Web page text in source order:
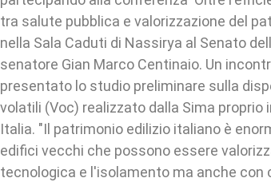
tra salute pubblica e valorizzazione del
nella Sala Caduti di Nassirya al Senato
senatore Gian Marco Centinaio. Un
presentato lo studio preliminare sulla
volatili (Voc) realizzato dalla Sima proprio
Italia. "Il patrimonio edilizio italiano è
edifici vecchi che possono essere
tecnologica e l'isolamento ma anche